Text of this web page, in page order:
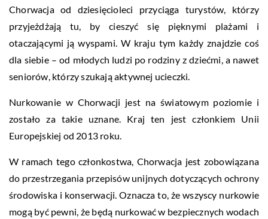
Chorwacja od dziesięcioleci przyciąga turystów, którzy
przyjeżdżają tu, by cieszyć się pięknymi plażami i
otaczającymi ją wyspami. W kraju tym każdy znajdzie coś
dla siebie – od młodych ludzi po rodziny z dziećmi, a nawet
seniorów, którzy szukają aktywnej ucieczki.
Nurkowanie w Chorwacji jest na światowym poziomie i
zostało za takie uznane. Kraj ten jest członkiem Unii
Europejskiej od 2013 roku.
W ramach tego członkostwa, Chorwacja jest zobowiązana
do przestrzegania przepisów unijnych dotyczących ochrony
środowiska i konserwacji. Oznacza to, że wszyscy nurkowie
mogą być pewni, że będą nurkować w bezpiecznych wodach